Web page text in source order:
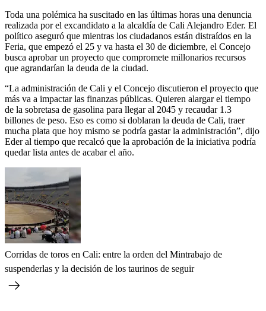
Toda una polémica ha suscitado en las últimas horas una denuncia
realizada por el excandidato a la alcaldía de Cali Alejandro Eder. El
político aseguró que mientras los ciudadanos están distraídos en la
Feria, que empezó el 25 y va hasta el 30 de diciembre, el Concejo
busca aprobar un proyecto que compromete millonarios recursos
que agrandarían la deuda de la ciudad.
“La administración de Cali y el Concejo discutieron el proyecto que
más va a impactar las finanzas públicas. Quieren alargar el tiempo
de la sobretasa de gasolina para llegar al 2045 y recaudar 1.3
billones de peso. Eso es como si doblaran la deuda de Cali, traer
mucha plata que hoy mismo se podría gastar la administración”, dijo
Eder al tiempo que recalcó que la aprobación de la iniciativa podría
quedar lista antes de acabar el año.
Corridas de toros en Cali: entre la orden del Mintrabajo de
suspenderlas y la decisión de los taurinos de seguir